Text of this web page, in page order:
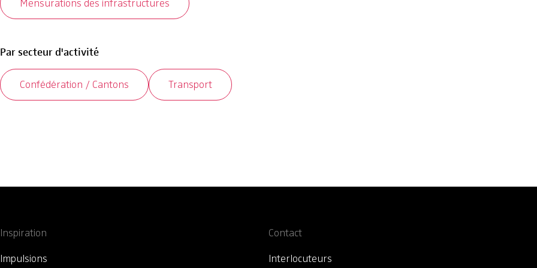
Mensurations des infrastructures
Par secteur d'activité
Confédération / Cantons Transport
Inspiration
Impulsions
Contact
Interlocuteurs